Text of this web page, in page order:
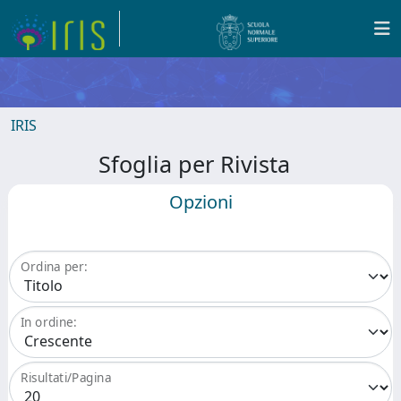
IRIS
Sfoglia per Rivista
Opzioni
Ordina per:
In ordine:
Risultati/Pagina